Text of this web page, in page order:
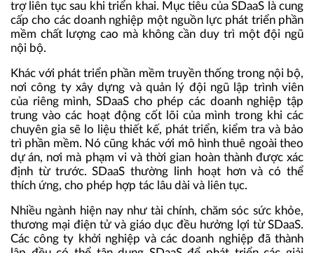
trợ liên tục sau khi triển khai. Mục tiêu của SDaaS là cung
cấp cho các doanh nghiệp một nguồn lực phát triển phần
mềm chất lượng cao mà không cần duy trì một đội ngũ
nội bộ.
Khác với phát triển phần mềm truyền thống trong nội bộ,
nơi công ty xây dựng và quản lý đội ngũ lập trình viên
của riêng mình, SDaaS cho phép các doanh nghiệp tập
trung vào các hoạt động cốt lõi của mình trong khi các
chuyên gia sẽ lo liệu thiết kế, phát triển, kiểm tra và bảo
trì phần mềm. Nó cũng khác với mô hình thuê ngoài theo
dự án, nơi mà phạm vi và thời gian hoàn thành được xác
định từ trước. SDaaS thường linh hoạt hơn và có thể
thích ứng, cho phép hợp tác lâu dài và liên tục.
Nhiều ngành hiện nay như tài chính, chăm sóc sức khỏe,
thương mại điện tử và giáo dục đều hưởng lợi từ SDaaS.
Các công ty khởi nghiệp và các doanh nghiệp đã thành